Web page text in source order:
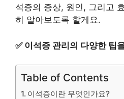
석증의 증상, 원인, 그리고
히 알아보도록 할게요.
✅ 이석증 관리의 다양한 팁
Table of Contents
이석증이란 무엇인가요?